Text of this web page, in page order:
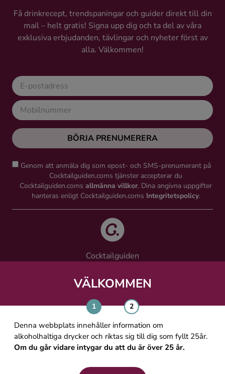
VÄLKOMMEN
Denna webbplats innehåller information om
alkoholhaltiga drycker och riktas sig till dig som fyllt 25år.
Om du går vidare intygar du att du är över 25 år.
Få drinkrecept, trendspaningar och guider direkt till din
mail – helt gratis! Signa upp dig och ta del av våra
exklusiva erbjudanden, tävlingar och nyheter först av
alla. Välkommen!
BÖRJA PRENUMERERA
Genom att anmäla dig som epost- och SMS-prenumerant på
Cocktailguiden.coms tjänster accepterar du
Cocktailguiden.coms allmänna villkor. Dina angivna uppgifter
hanteras enligt Cocktailguiden.coms Integritetspolicy.
Cocktailguiden
Västra Järnvägsgatan 21, 111 64 Stockholm
ALLMÄNNA VILLKOR